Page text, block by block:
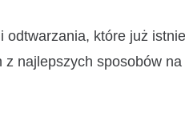
które już
najlepszych sposobów na